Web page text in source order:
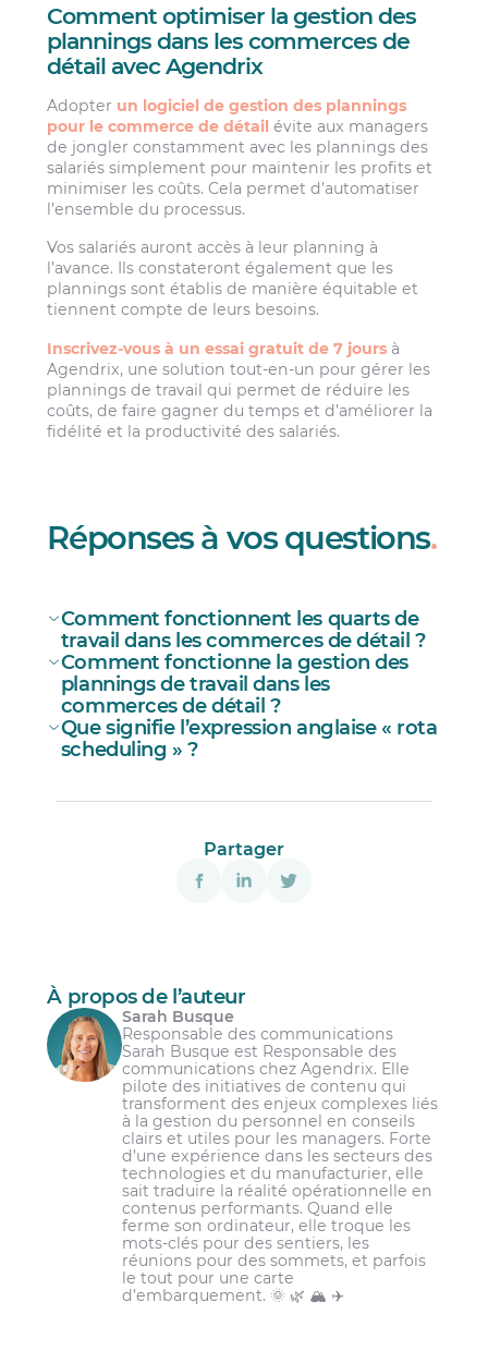
Comment optimiser la gestion des
plannings dans les commerces de
détail avec Agendrix
Adopter un logiciel de gestion des plannings
pour le commerce de détail évite aux managers
de jongler constamment avec les plannings des
salariés simplement pour maintenir les profits et
minimiser les coûts. Cela permet d’automatiser
l’ensemble du processus.
Vos salariés auront accès à leur planning à
l’avance. Ils constateront également que les
plannings sont établis de manière équitable et
tiennent compte de leurs besoins.
Inscrivez-vous à un essai gratuit de 7 jours à
Agendrix, une solution tout-en-un pour gérer les
plannings de travail qui permet de réduire les
coûts, de faire gagner du temps et d’améliorer la
fidélité et la productivité des salariés.
Réponses à vos questions.
Comment fonctionnent les quarts de
travail dans les commerces de détail ?
Des quarts de huit heures selon un
planning fixe ou en rotation;
Quatre quarts de 10 heures suivis de trois
jours de repos;
Plusieurs quarts de 12 heures suivis de
plusieurs jours de repos.
Les entreprises choisissent généralement
la répartition qui convient le mieux aux
besoins de leurs opérations et de leurs
salariés, afin de les satisfaire et de
prolonger leur présence.
Comment fonctionne la gestion des
plannings de travail dans les
commerces de détail ?
Que signifie l’expression anglaise « rota
scheduling » ?
Partager
À propos de l’auteur
Sarah Busque
Responsable des communications
Sarah Busque est Responsable des
communications chez Agendrix. Elle
pilote des initiatives de contenu qui
transforment des enjeux complexes liés
à la gestion du personnel en conseils
clairs et utiles pour les managers. Forte
d’une expérience dans les secteurs des
technologies et du manufacturier, elle
sait traduire la réalité opérationnelle en
contenus performants. Quand elle
ferme son ordinateur, elle troque les
mots-clés pour des sentiers, les
réunions pour des sommets, et parfois
le tout pour une carte
d’embarquement. 🌞 🌿 🏔️ ✈️